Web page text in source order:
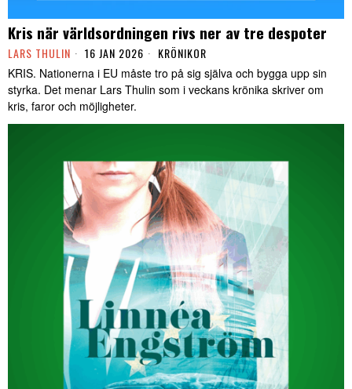
Kris när världsordningen rivs ner av tre despoter
LARS THULIN 16 JAN 2026 KRÖNIKOR
KRIS. Nationerna i EU måste tro på sig själva och bygga upp sin
styrka. Det menar Lars Thulin som i veckans krönika skriver om
kris, faror och möjligheter.